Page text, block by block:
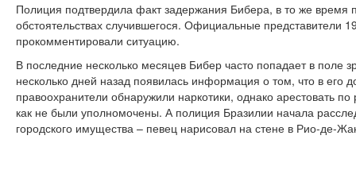
Полиция подтвердила факт задержания Бибера, в то же
обстоятельствах случившегося. Официальные представители
прокомментировали ситуацию.
В последние несколько месяцев Бибер часто попадает в поле
несколько дней назад появилась информация о том, что в его
правоохранители обнаружили наркотики, однако арестовать по
как не были уполномочены. А полиция Бразилии начала
городского имущества – певец нарисовал на стене в Рио-де-